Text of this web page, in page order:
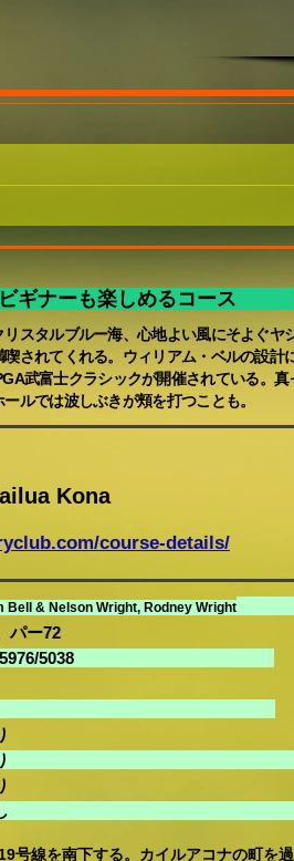
Kona
course-details/
Bell & Nelson Wright, Rodney Wright
ー72
5976/5038
ラブ あ
ャワー な
線を南下する。カイルアコナの町を
ビギナーも楽しめるコース
スタルブルー海、心地よい風にそよぐヤ
されてくれる。ウィリアム・ベルの設計
武富士クラシックが開催されている。真
ルでは波しぶきが頬を打つことも。